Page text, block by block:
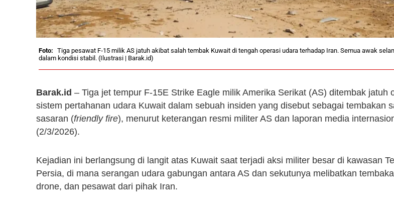
Tiga pesawat F‑15 milik AS jatuh akibat salah tembak Kuwait di tengah operasi udara terhadap Iran. Semua awak
dalam kondisi stabil. (Ilustrasi | Barak.id)
Barak.id – Tiga jet tempur F‑15E Strike Eagle milik Amerika Serikat (AS) ditembak jatuh
sistem pertahanan udara Kuwait dalam sebuah insiden yang disebut sebagai tembakan
sasaran (friendly fire), menurut keterangan resmi militer AS dan laporan media
(2/3/2026).
Kejadian ini berlangsung di langit atas Kuwait saat terjadi aksi militer besar di kawasan
Persia, di mana serangan udara gabungan antara AS dan sekutunya melibatkan
drone, dan pesawat dari pihak Iran.